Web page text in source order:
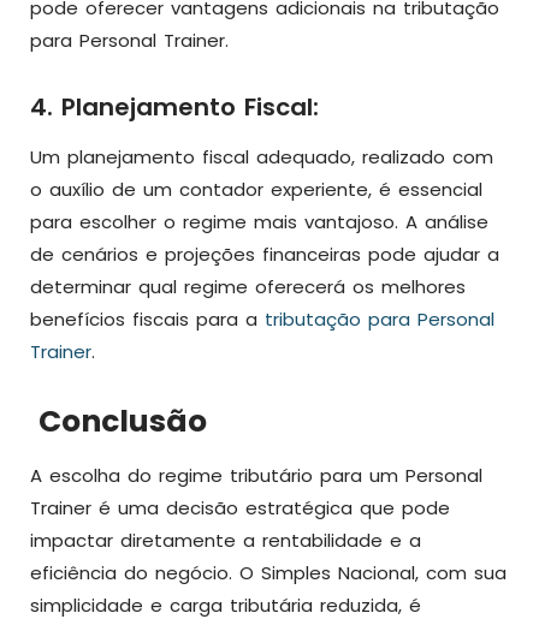
pode oferecer vantagens adicionais na tributação
para Personal Trainer.
4. Planejamento Fiscal:
Um planejamento fiscal adequado, realizado com
o auxílio de um contador experiente, é essencial
para escolher o regime mais vantajoso. A análise
de cenários e projeções financeiras pode ajudar a
determinar qual regime oferecerá os melhores
benefícios fiscais para a tributação para Personal
Trainer.
Conclusão
A escolha do regime tributário para um Personal
Trainer é uma decisão estratégica que pode
impactar diretamente a rentabilidade e a
eficiência do negócio. O Simples Nacional, com sua
simplicidade e carga tributária reduzida, é